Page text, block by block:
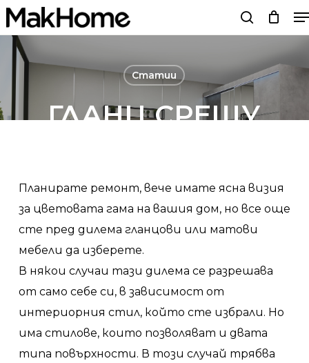
Skip
to
main
content
Статии
ГЛАНЦ СРЕЩУ
ВТОРА МАТ
By Мебели MakHome 11/02/22 No Comments
Планирате ремонт, вече имате ясна визия
за цветовата гама на вашия дом, но все още
сте пред дилема гланцови или матови
мебели да изберете.
В някои случаи тази дилема се разрешава
от само себе си, в зависимост от
интериорния стил, който сте избрали. Но
има стилове, които позволяват и двата
типа повърхности. В този случай трябва